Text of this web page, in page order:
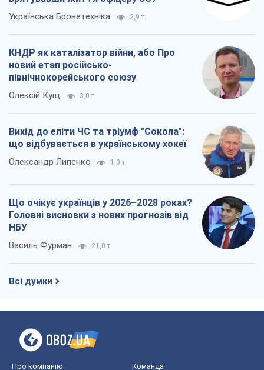
Українська Бронетехніка 2,9 т.
КНДР як каталізатор війни, або Про
новий етап російсько-
північнокорейського союзу
Олексій Кущ 3,0 т.
Вихід до еліти ЧС та тріумф "Сокола":
що відбувається в українському хокеї
Олександр Липенко 1,0 т.
Що очікує українців у 2026–2028 роках?
Головні висновки з нових прогнозів від
НБУ
Василь Фурман 21,0 т.
Всі думки
Про компанію Команда